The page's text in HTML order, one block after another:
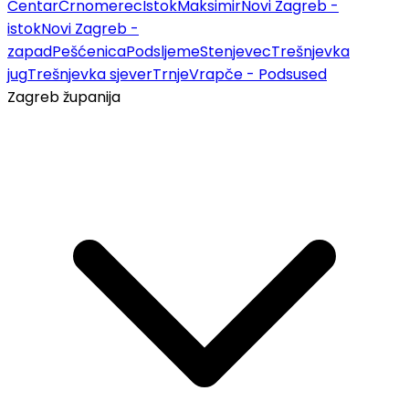
CentarČrnomerecIstokMaksimirNovi Zagreb -
istokNovi Zagreb -
zapadPešćenicaPodsljemeStenjevecTrešnjevka
jugTrešnjevka sjeverTrnjeVrapče - Podsused
Zagreb županija